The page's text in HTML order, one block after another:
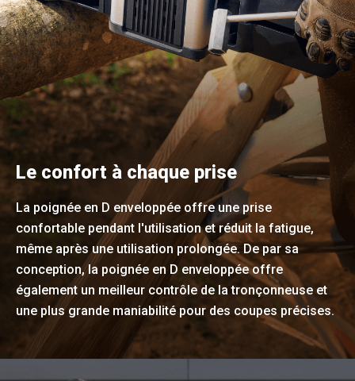
Le confort à chaque prise
La poignée en D enveloppée offre une prise
confortable pendant l'utilisation et réduit la fatigue,
même après une utilisation prolongée. De par sa
conception, la poignée en D enveloppée offre
également un meilleur contrôle de la tronçonneuse et
une plus grande maniabilité pour des coupes précises.